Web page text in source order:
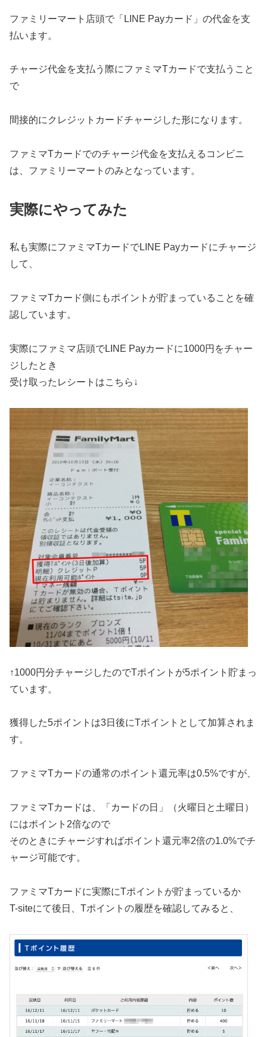
ファミリーマート店頭で「LINE Payカード」の代金を支
払います。
チャージ代金を支払う際にファミマTカードで支払うこと
で
間接的にクレジットカードチャージした形になります。
ファミマTカードでのチャージ代金を支払えるコンビニ
は、ファミリーマートのみとなっています。
実際にやってみた
私も実際にファミマTカードでLINE Payカードにチャージ
して、
ファミマTカード側にもポイントが貯まっていることを確
認しています。
実際にファミマ店頭でLINE Payカードに1000円をチャー
ジしたとき
受け取ったレシートはこちら↓
↑1000円分チャージしたのでTポイントが5ポイント貯まっ
ています。
獲得した5ポイントは3日後にTポイントとして加算されま
す。
ファミマTカードの通常のポイント還元率は0.5%ですが、
ファミマTカードは、「カードの日」（火曜日と土曜日）
にはポイント2倍なので
そのときにチャージすればポイント還元率2倍の1.0%でチ
ャージ可能です。
ファミマTカードに実際にTポイントが貯まっているか
T-siteにて後日、Tポイントの履歴を確認してみると、